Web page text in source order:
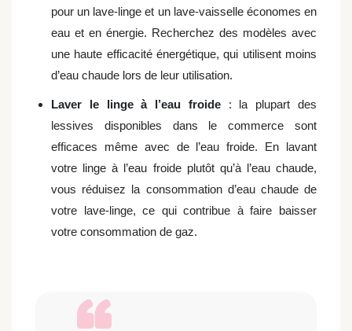
pour un lave-linge et un lave-vaisselle économes en
eau et en énergie. Recherchez des modèles avec
une haute efficacité énergétique, qui utilisent moins
d’eau chaude lors de leur utilisation.
Laver le linge à l’eau froide : la plupart des
lessives disponibles dans le commerce sont
efficaces même avec de l’eau froide. En lavant
votre linge à l’eau froide plutôt qu’à l’eau chaude,
vous réduisez la consommation d’eau chaude de
votre lave-linge, ce qui contribue à faire baisser
votre consommation de gaz.